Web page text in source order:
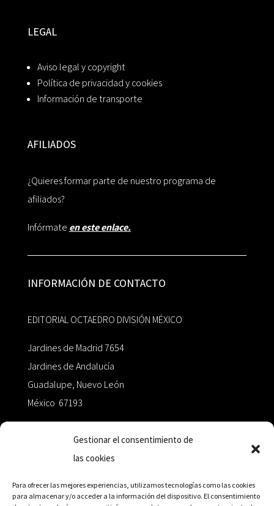
Gestionar el consentimiento de
las cookies
Para ofrecer las mejores experiencias, utilizamos tecnologías como las cookies
para almacenar y/o acceder a la información del dispositivo. El consentimiento
LEGAL
Aviso legal y copyright
Política de privacidad y cookies
Información de transporte
AFILIADOS
¿Quieres formar parte de nuestro programa de
afiliados?
Infórmate en este enlace.
INFORMACIÓN DE CONTACTO
EDITORIAL OCTAEDRO DIVISIÓN MÉXICO
Jardines de Madrid 7654
Jardines de Andalucía
Guadalupe, Nuevo León
México 67193
+52 811.499.5638